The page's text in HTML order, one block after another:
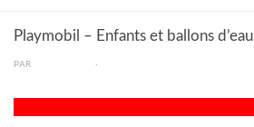
Playmobil – Enfants et ballons d’eau
PAR ·